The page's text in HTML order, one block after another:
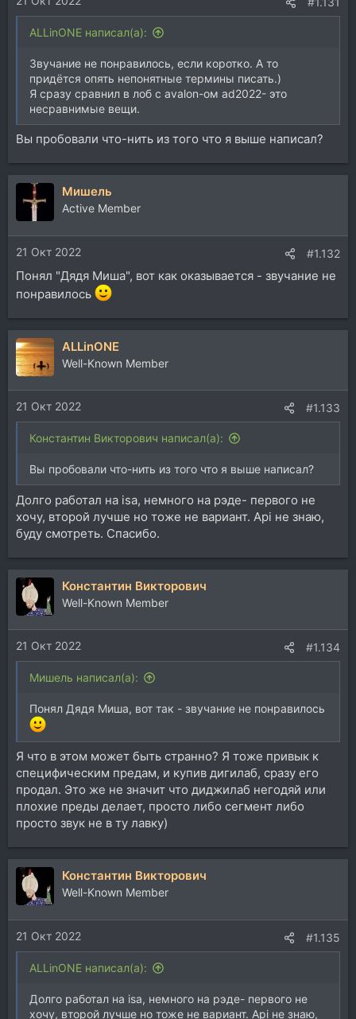
ALLinONE написал(а):
Звучание не понравилось, если коротко. А то
придётся опять непонятные термины писать.)
Я сразу сравнил в лоб с avalon-ом ad2022- это
несравнимые вещи.
Вы пробовали что-нить из того что я выше написал?
Мишель
Active Member
21 Окт 2022 #1.132
Понял "Дядя Миша", вот как оказывается - звучание не
понравилось
ALLinONE
Well-Known Member
21 Окт 2022 #1.133
Константин Викторович написал(а):
Вы пробовали что-нить из того что я выше написал?
Долго работал на isa, немного на рэде- первого не
хочу, второй лучше но тоже не вариант. Api не знаю,
буду смотреть. Спасибо.
Константин Викторович
Well-Known Member
21 Окт 2022 #1.134
Мишель написал(а):
Понял Дядя Миша, вот так - звучание не понравилось
Я что в этом может быть странно? Я тоже привык к
специфическим предам, и купив дигилаб, сразу его
продал. Это же не значит что диджилаб негодяй или
плохие преды делает, просто либо сегмент либо
просто звук не в ту лавку)
Константин Викторович
Well-Known Member
21 Окт 2022 #1.135
ALLinONE написал(а):
Долго работал на isa, немного на рэде- первого не
хочу, второй лучше но тоже не вариант. Api не знаю,